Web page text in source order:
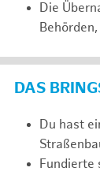
Die
DAS
Du hast
Fundierte